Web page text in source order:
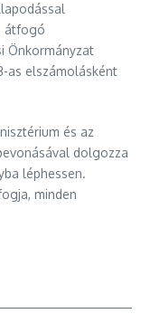
átfogó
Önkormányzat
as elszámolásként
és az
dolgozza
léphessen.
minden